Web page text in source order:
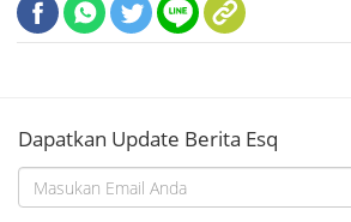
Dapatkan Update Berita Esq